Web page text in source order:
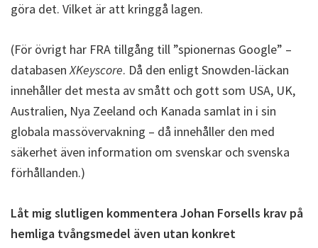
göra det. Vilket är att kringgå lagen.
(För övrigt har FRA tillgång till ”spionernas Google” –
databasenXKeyscore. Då den enligt Snowden-läckan
innehåller det mesta av smått och gott som USA, UK,
Australien, Nya Zeeland och Kanada samlat in i sin
globala massövervakning – då innehåller den med
säkerhet även information om svenskar och svenska
förhållanden.)
Låt mig slutligen kommentera Johan Forsells krav på
hemliga tvångsmedel även utan konkret